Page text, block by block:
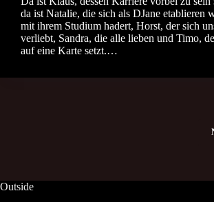
da ist Natalie, die sich als DJane etablieren
mit ihrem Studium hadert, Horst, der sich
verliebt, Sandra, die alle lieben und Timo,
auf eine Karte setzt.…
Outside